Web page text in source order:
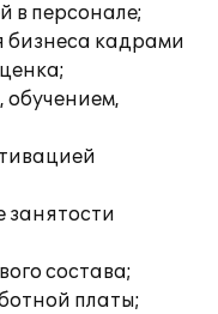
в персонале;
бизнеса кадрами
обучением,
состава;
платы;